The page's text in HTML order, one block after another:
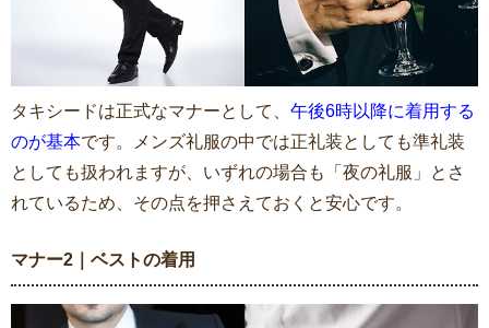
タキシードは正式なマナーとして、 午後6時以降に着用する
のが基本です。メンズ礼服の中では正礼装としても準礼装
としても扱われますが、いずれの場合も「夜の礼服」とさ
れているため、その点を押さえておくと安心です。
マナー2｜ベストの着用